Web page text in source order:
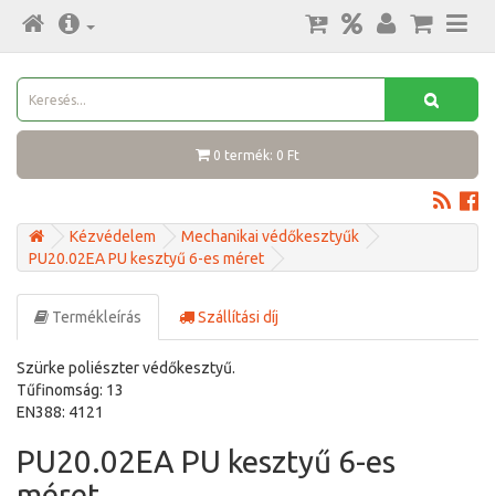
0 termék: 0 Ft
Kézvédelem
Mechanikai védőkesztyűk
PU20.02EA PU kesztyű 6-es méret
Termékleírás Szállítási díj
Szürke poliészter védőkesztyű.
Tűfinomság: 13
EN388: 4121
PU20.02EA PU kesztyű 6-es